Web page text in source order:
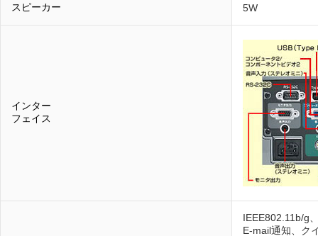
スピーカー 5W
インター
フェイス
IEEE802.11b/g
E-mail通知、ク